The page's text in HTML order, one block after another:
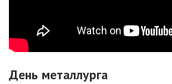
День металлурга